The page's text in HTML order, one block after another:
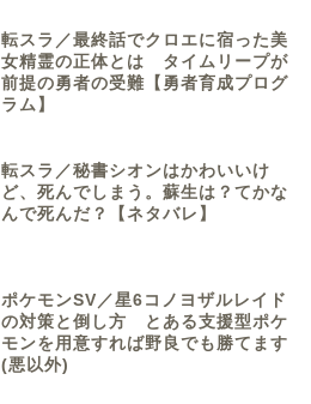
転スラ／最終話でクロエに宿った美
女精霊の正体とは タイムリープが
前提の勇者の受難【勇者育成プログ
ラム】
転スラ／秘書シオンはかわいいけ
ど、死んでしまう。蘇生は？てかな
んで死んだ？【ネタバレ】
ポケモンSV／星6コノヨザルレイド
の対策と倒し方 とある支援型ポケ
モンを用意すれば野良でも勝てます
(悪以外)